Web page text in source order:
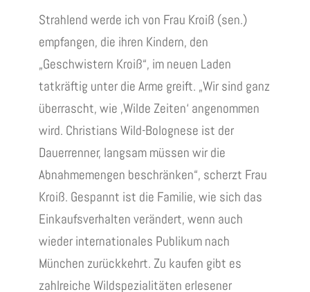
Strahlend werde ich von Frau Kroiß (sen.)
empfangen, die ihren Kindern, den
„Geschwistern Kroiß“, im neuen Laden
tatkräftig unter die Arme greift. „Wir sind ganz
überrascht, wie ‚Wilde Zeiten‘ angenommen
wird. Christians Wild-Bolognese ist der
Dauerrenner, langsam müssen wir die
Abnahmemengen beschränken“, scherzt Frau
Kroiß. Gespannt ist die Familie, wie sich das
Einkaufsverhalten verändert, wenn auch
wieder internationales Publikum nach
München zurückkehrt. Zu kaufen gibt es
zahlreiche Wildspezialitäten erlesener